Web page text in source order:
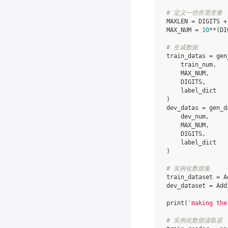
# 定义一些所需变量
MAXLEN = DIGITS +
MAX_NUM = 10** (
# 生成数据
train_datas =
train_num,
MAX_NUM ,
DIGITS,
label_dict
)
dev_datas =
dev_num,
MAX_NUM ,
DIGITS,
label_dict
)
# 实例化数据集
train_dataset =
dev_dataset =
print ( 'making
# 实例化数据读取器